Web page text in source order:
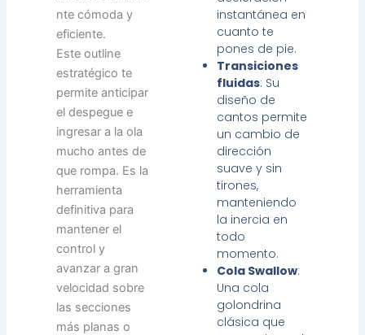
instantánea en
cuanto te
pones de pie.
Transiciones
fluidas: Su
diseño de
cantos permite
un cambio de
dirección
suave y sin
tirones,
manteniendo
la inercia en
todo
momento.
Cola Swallow:
Una cola
golondrina
clásica que
nte cómoda y
eficiente.
Este outline
estratégico te
permite anticipar
el despegue e
ingresar a la ola
mucho antes de
que rompa. Es la
herramienta
definitiva para
mantener el
control y
avanzar a gran
velocidad sobre
las secciones
más planas o